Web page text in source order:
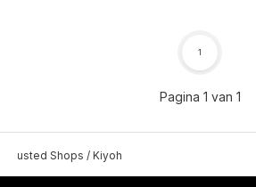
Pagina 1 van 1
1
Shops / Kiyoh